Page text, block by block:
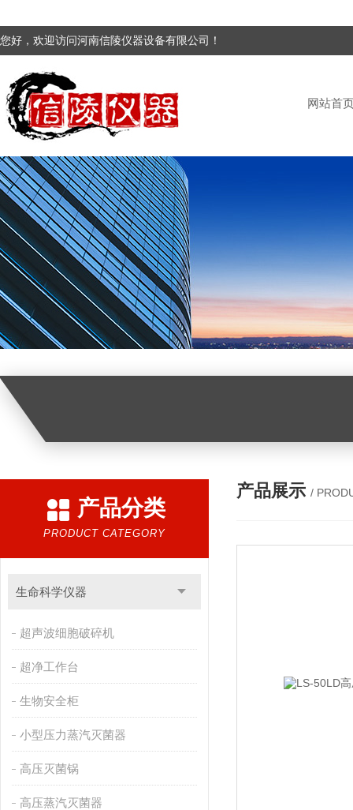
您好，欢迎访问河南信陵仪器设备有限公司！
网站首
产品分类
PRODUCT CATEGORY
生命科学仪器
超声波细胞破碎机
超净工作台
生物安全柜
小型压力蒸汽灭菌器
高压灭菌锅
高压蒸汽灭菌器
产品展示 /